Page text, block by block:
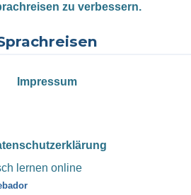
zu verbessern.
Impressum
lernen online